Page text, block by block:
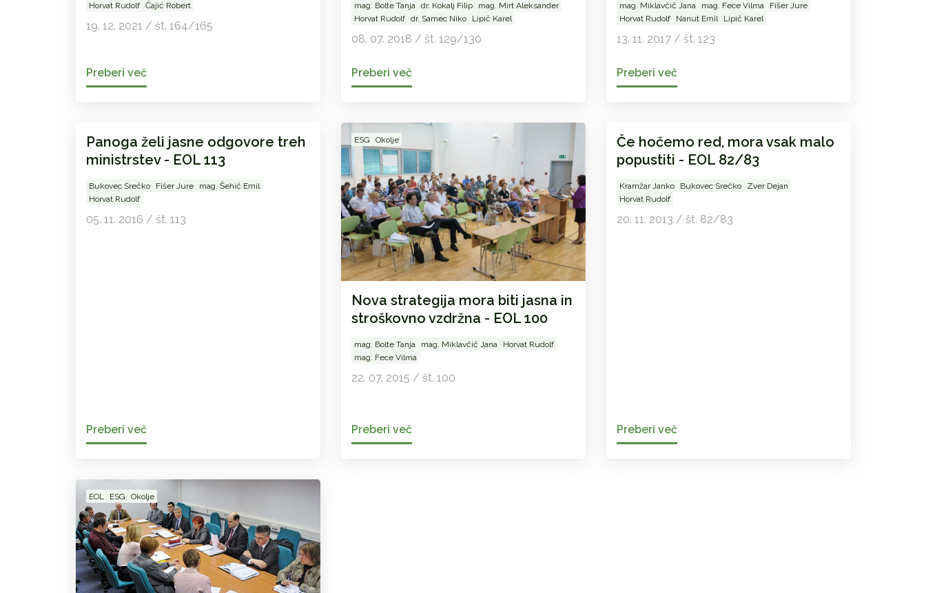
Horvat Rudolf Čajić Robert
19. 12. 2021 / št. 164/165
Preberi več
mag. Bolte Tanja dr. Kokalj Filip
mag. Mirt Aleksander
Horvat Rudolf
dr. Samec Niko Lipič Karel
08. 07. 2018 / št. 129/130
Preberi več
mag. Miklavčič Jana mag. Fece Vilma
Fišer Jure
Horvat Rudolf
Nanut Emil Lipič Karel
13. 11. 2017 / št. 123
Preberi več
Panoga želi jasne odgovore treh
ministrstev - EOL 113
Bukovec Srečko Fišer Jure
mag. Šehič Emil
Horvat Rudolf
05. 11. 2016 / št. 113
Preberi več
ESG Okolje
Nova strategija mora biti jasna in
stroškovno vzdržna - EOL 100
mag. Bolte Tanja mag. Miklavčič Jana
Horvat Rudolf
mag. Fece Vilma
22. 07. 2015 / št. 100
Preberi več
Če hočemo red, mora vsak malo
popustiti - EOL 82/83
Kramžar Janko Bukovec Srečko
Zver Dejan
Horvat Rudolf
20. 11. 2013 / št. 82/83
Preberi več
EOL ESG Okolje